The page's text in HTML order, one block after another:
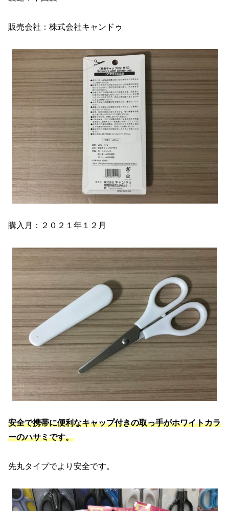
販売会社：株式会社キャンドゥ
購入月：２０２１年１２月
安全で携帯に便利なキャップ付きの取っ手がホワイトカラ
ーのハサミです。
先丸タイプでより安全です。